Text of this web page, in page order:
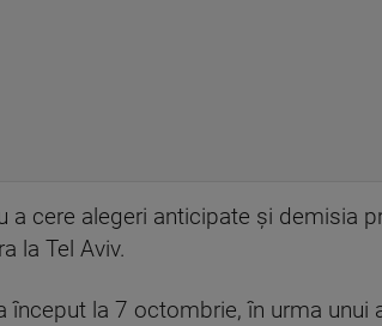
a cere alegeri anticipate şi demisia
la Tel Aviv.
început la 7 octombrie, în urma